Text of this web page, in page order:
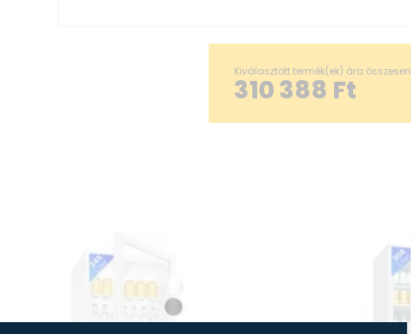
Kereskedelmi használatra
Gyermekbiztonsági zár zárható egységajtóval
LED-es belső világítás, külön kapcsolható
Műszaki adatok
Csatlakozási feszültség: 220-240 V~ / 50 Hz
Névleges teljesítmény: 160 W
Kiválasztott termék(ek) ára összesen
310 388 Ft